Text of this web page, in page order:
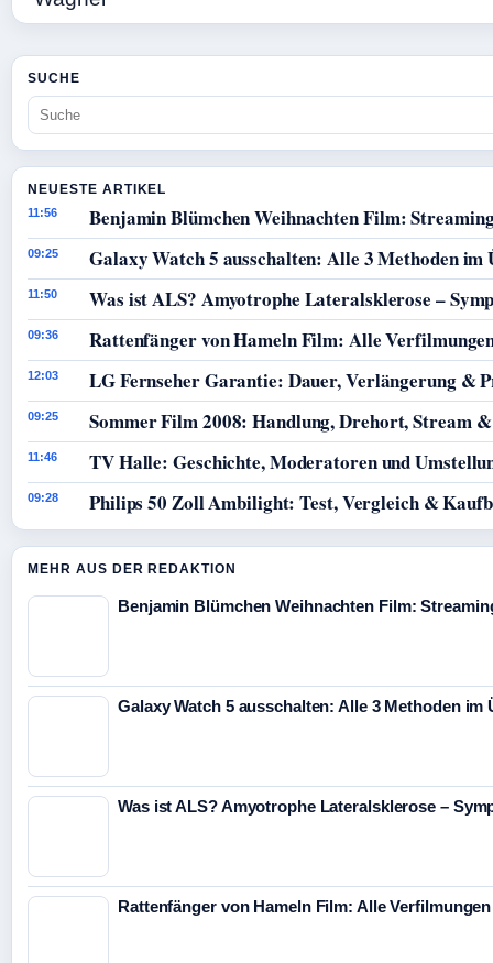
SUCHE
NEUESTE ARTIKEL
11:56 Benjamin Blümchen Weihnachten Film:
09:25 Galaxy Watch 5 ausschalten: Alle 3 Methoden im
11:50 Was ist ALS? Amyotrophe Lateralsklerose –
09:36 Rattenfänger von Hameln Film: Alle
12:03 LG Fernseher Garantie: Dauer, Verlängerung &
09:25 Sommer Film 2008: Handlung, Drehort, Stream
11:46 TV Halle: Geschichte, Moderatoren und
09:28 Philips 50 Zoll Ambilight: Test, Vergleich &
MEHR AUS DER REDAKTION
Benjamin Blümchen Weihnachten Film:
Galaxy Watch 5 ausschalten: Alle 3 Methoden im
Was ist ALS? Amyotrophe Lateralsklerose –
Rattenfänger von Hameln Film: Alle